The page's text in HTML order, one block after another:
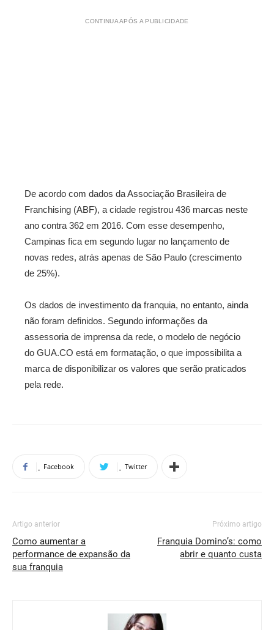
CONTINUA APÓS A PUBLICIDADE
De acordo com dados da Associação Brasileira de
Franchising (ABF), a cidade registrou 436 marcas neste
ano contra 362 em 2016. Com esse desempenho,
Campinas fica em segundo lugar no lançamento de
novas redes, atrás apenas de São Paulo (crescimento
de 25%).
Os dados de investimento da franquia, no entanto, ainda
não foram definidos. Segundo informações da
assessoria de imprensa da rede, o modelo de negócio
do GUA.CO está em formatação, o que impossibilita a
marca de disponibilizar os valores que serão praticados
pela rede.
Facebook Twitter
Artigo anterior
Como aumentar a
performance de expansão da
sua franquia
Próximo artigo
Franquia Domino’s: como
abrir e quanto custa